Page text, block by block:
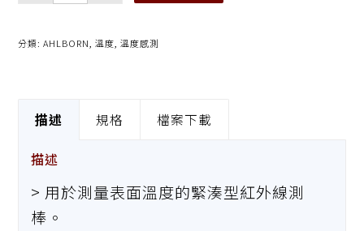
分類:AHLBORN ,溫度 ,溫度感測
描述 規格 檔案下載
描述
> 用於測量表面溫度的緊湊型紅外線測
棒。